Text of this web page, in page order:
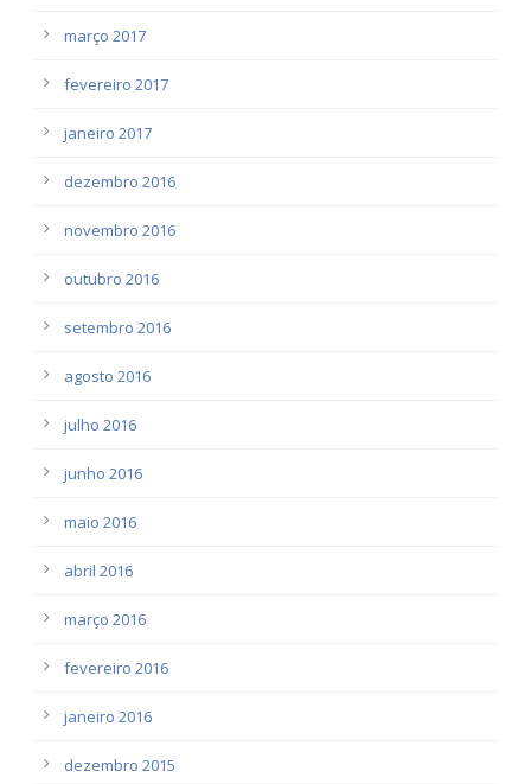
março 2017
fevereiro 2017
janeiro 2017
dezembro 2016
novembro 2016
outubro 2016
setembro 2016
agosto 2016
julho 2016
junho 2016
maio 2016
abril 2016
março 2016
fevereiro 2016
janeiro 2016
dezembro 2015